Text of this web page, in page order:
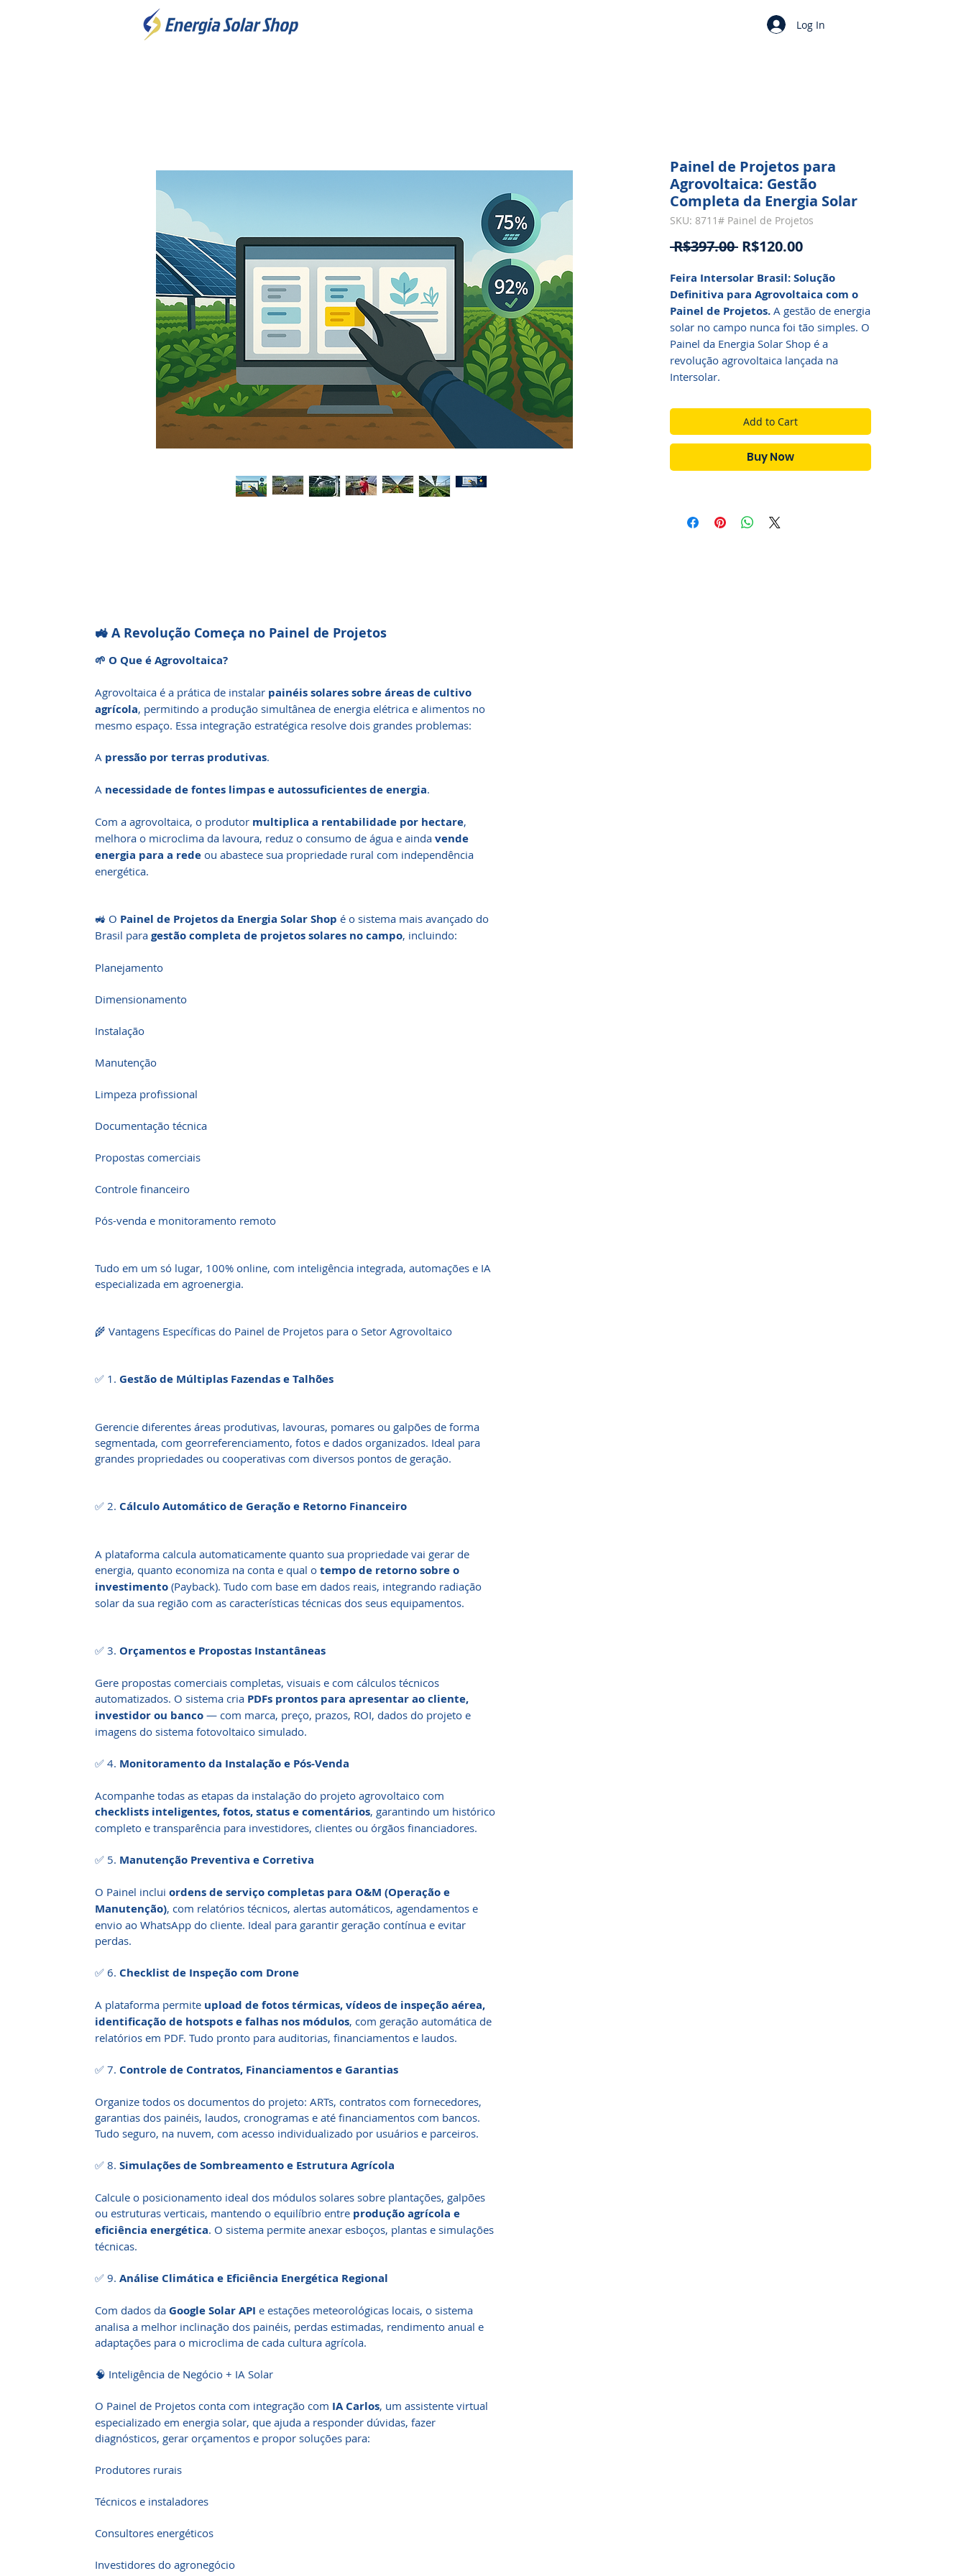
Log In
Painel de Projetos para
Agrovoltaica: Gestão
Completa da Energia Solar
SKU: 8711# Painel de Projetos
R$397.00 Regular
R$120.00Sale
Feira Intersolar Brasil: Solução
Definitiva para Agrovoltaica com o
Painel de Projetos. A gestão de energia
solar no campo nunca foi tão simples. O
Painel da Energia Solar Shop é a
revolução agrovoltaica lançada na
Intersolar.
Add to Cart
Buy Now
🚜 A Revolução Começa no Painel de Projetos
🌱 O Que é Agrovoltaica?
Agrovoltaica é a prática de instalar painéis solares sobre áreas de cultivo
agrícola, permitindo a produção simultânea de energia elétrica e alimentos no
mesmo espaço. Essa integração estratégica resolve dois grandes problemas:
A pressão por terras produtivas.
A necessidade de fontes limpas e autossuficientes de energia.
Com a agrovoltaica, o produtor multiplica a rentabilidade por hectare,
melhora o microclima da lavoura, reduz o consumo de água e ainda vende
energia para a rede ou abastece sua propriedade rural com independência
energética.
🚜 O Painel de Projetos da Energia Solar Shop é o sistema mais avançado do
Brasil para gestão completa de projetos solares no campo, incluindo:
Planejamento
Dimensionamento
Instalação
Manutenção
Limpeza profissional
Documentação técnica
Propostas comerciais
Controle financeiro
Pós-venda e monitoramento remoto
Tudo em um só lugar, 100% online, com inteligência integrada, automações e IA
especializada em agroenergia.
🌾 Vantagens Específicas do Painel de Projetos para o Setor Agrovoltaico
✅ 1. Gestão de Múltiplas Fazendas e Talhões
Gerencie diferentes áreas produtivas, lavouras, pomares ou galpões de forma
segmentada, com georreferenciamento, fotos e dados organizados. Ideal para
grandes propriedades ou cooperativas com diversos pontos de geração.
✅ 2. Cálculo Automático de Geração e Retorno Financeiro
A plataforma calcula automaticamente quanto sua propriedade vai gerar de
energia, quanto economiza na conta e qual o tempo de retorno sobre o
investimento (Payback). Tudo com base em dados reais, integrando radiação
solar da sua região com as características técnicas dos seus equipamentos.
✅ 3. Orçamentos e Propostas Instantâneas
Gere propostas comerciais completas, visuais e com cálculos técnicos
automatizados. O sistema cria PDFs prontos para apresentar ao cliente,
investidor ou banco — com marca, preço, prazos, ROI, dados do projeto e
imagens do sistema fotovoltaico simulado.
✅ 4. Monitoramento da Instalação e Pós-Venda
Acompanhe todas as etapas da instalação do projeto agrovoltaico com
checklists inteligentes, fotos, status e comentários, garantindo um histórico
completo e transparência para investidores, clientes ou órgãos financiadores.
✅ 5. Manutenção Preventiva e Corretiva
O Painel inclui ordens de serviço completas para O&M (Operação e
Manutenção), com relatórios técnicos, alertas automáticos, agendamentos e
envio ao WhatsApp do cliente. Ideal para garantir geração contínua e evitar
perdas.
✅ 6. Checklist de Inspeção com Drone
A plataforma permite upload de fotos térmicas, vídeos de inspeção aérea,
identificação de hotspots e falhas nos módulos, com geração automática de
relatórios em PDF. Tudo pronto para auditorias, financiamentos e laudos.
✅ 7. Controle de Contratos, Financiamentos e Garantias
Organize todos os documentos do projeto: ARTs, contratos com fornecedores,
garantias dos painéis, laudos, cronogramas e até financiamentos com bancos.
Tudo seguro, na nuvem, com acesso individualizado por usuários e parceiros.
✅ 8. Simulações de Sombreamento e Estrutura Agrícola
Calcule o posicionamento ideal dos módulos solares sobre plantações, galpões
ou estruturas verticais, mantendo o equilíbrio entre produção agrícola e
eficiência energética. O sistema permite anexar esboços, plantas e simulações
técnicas.
✅ 9. Análise Climática e Eficiência Energética Regional
Com dados da Google Solar API e estações meteorológicas locais, o sistema
analisa a melhor inclinação dos painéis, perdas estimadas, rendimento anual e
adaptações para o microclima de cada cultura agrícola.
🧠 Inteligência de Negócio + IA Solar
O Painel de Projetos conta com integração com IA Carlos, um assistente virtual
especializado em energia solar, que ajuda a responder dúvidas, fazer
diagnósticos, gerar orçamentos e propor soluções para:
Produtores rurais
Técnicos e instaladores
Consultores energéticos
Investidores do agronegócio